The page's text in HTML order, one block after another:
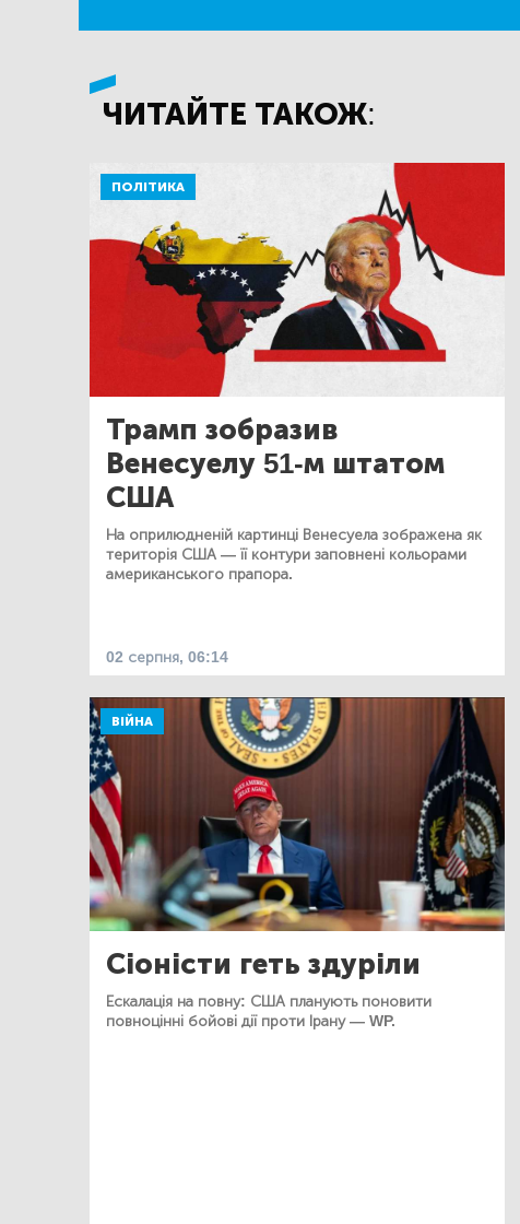
ЧИТАЙТЕ ТАКОЖ:
ПОЛІТИКА
Трамп зобразив
Венесуелу 51-м штатом
США
На оприлюдненій картинці Венесуела зображена як
територія США — її контури заповнені кольорами
американського прапора.
02 серпня, 06:14
ВІЙНА
Сіоністи геть здуріли
Ескалація на повну: США планують поновити
повноцінні бойові дії проти Ірану — WP.